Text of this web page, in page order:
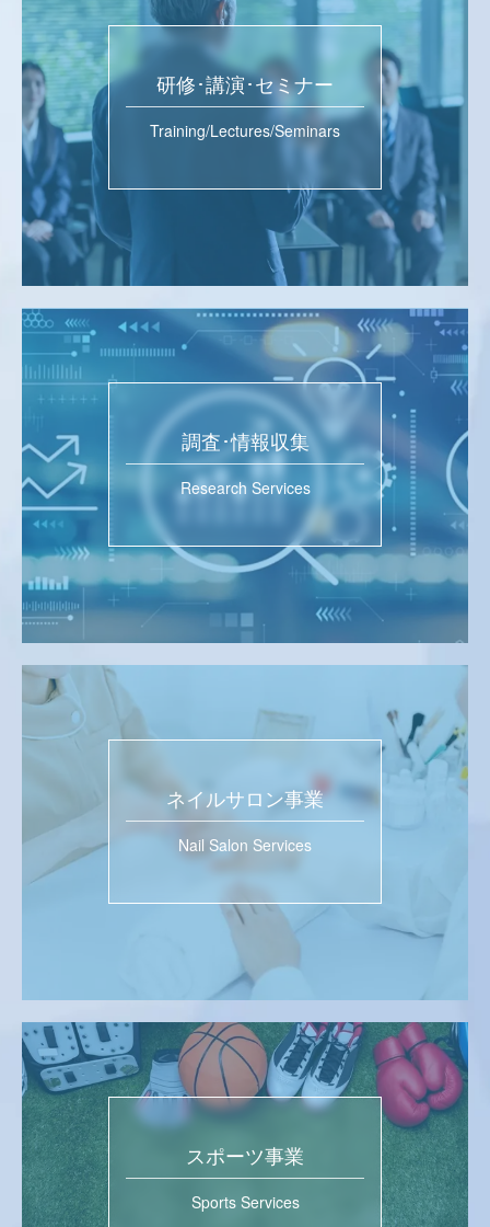
研修･講演･セミナー
Training/Lectures/Seminars
調査･情報収集
Research Services
ネイルサロン事業
Nail Salon Services
スポーツ事業
Sports Services